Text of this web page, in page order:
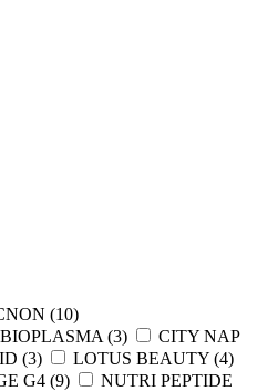
(10)
BIOPLASMA (3)
CITY NAP
(3) LOTUS BEAUTY (4)
G4 (9)
NUTRI PEPTIDE